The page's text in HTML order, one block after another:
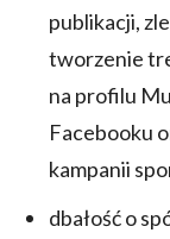
publikacji,
tworzenie
na profilu
Facebooku
kampanii
dbałość o